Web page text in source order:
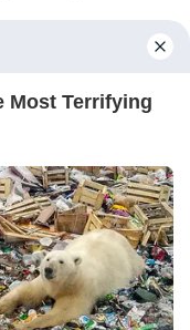
ЗА ОДБРАНАТА
НА 99,5 ДЕНАРИ,
ЗА ДВА